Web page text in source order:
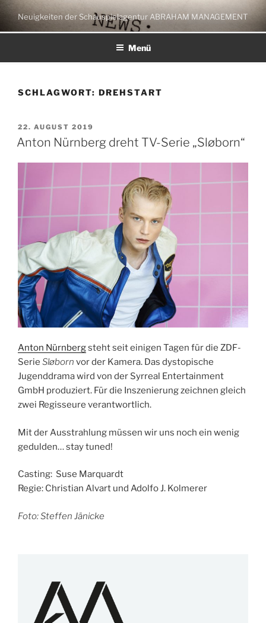
Zum
Inhalt
springen
Neuigkeiten der Schauspielagentur ABRAHAM MANAGEMENT
Menü
SCHLAGWORT: DREHSTART
VERÖFFENTLICHT
AM
22. AUGUST 2019
Anton Nürnberg dreht TV-Serie „Sløborn“
Anton Nürnbergsteht seit einigen Tagen für die ZDF-
Serie Sløborn vor der Kamera. Das dystopische
Jugenddrama wird von der Syrreal Entertainment
GmbH produziert. Für die Inszenierung zeichnen gleich
zwei Regisseure verantwortlich.
Mit der Ausstrahlung müssen wir uns noch ein wenig
gedulden… stay tuned!
Casting: Suse Marquardt
Regie: Christian Alvart und Adolfo J. Kolmerer
Foto: Steffen Jänicke